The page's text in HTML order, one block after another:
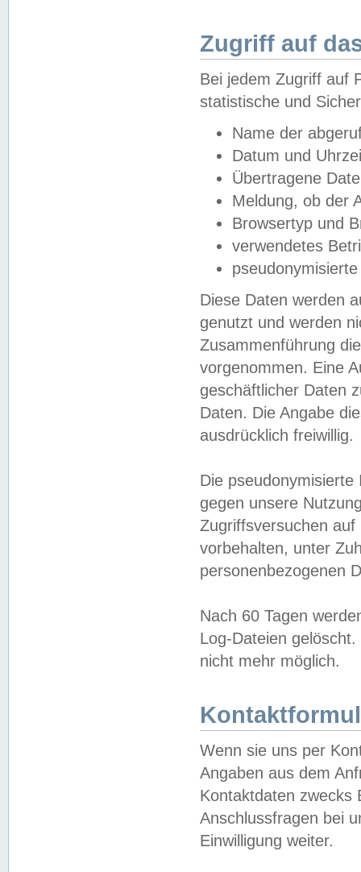
Zugriff auf
Bei jedem Zugriff auf
statistische und
Name der
Datum und
Übertragene
Meldung, ob der
Browsertyp und
verwendetes
Diese Daten werden
genutzt und werden
Zusammenführung
vorgenommen. Eine
geschäftlicher Daten
Daten. Die Angabe
ausdrücklich freiwillig.
Die
gegen unsere
Zugriffsversuchen
vorbehalten, unter
personenbezogenen
Nach 60 Tagen
Log-Dateien
nicht mehr möglich.
Wenn sie uns per
Angaben aus dem
Kontaktdaten zwecks
Anschlussfragen bei
Einwilligung weiter.